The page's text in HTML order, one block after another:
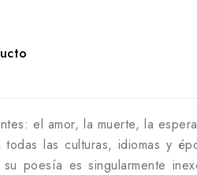
el amor, la muerte, la
las culturas, idiomas y
poesía es singularmente